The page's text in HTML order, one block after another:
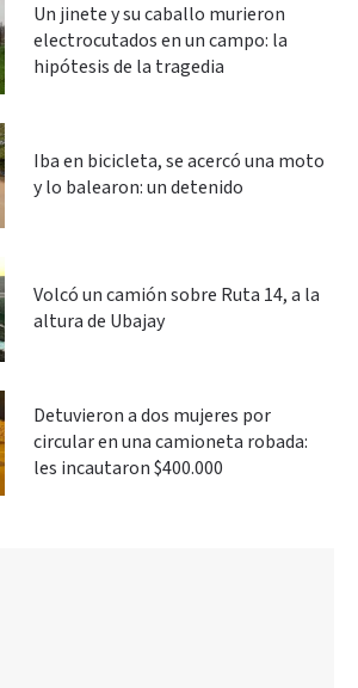
Un jinete y su caballo murieron
electrocutados en un campo: la
hipótesis de la tragedia
Iba en bicicleta, se acercó una moto
y lo balearon: un detenido
Volcó un camión sobre Ruta 14, a la
altura de Ubajay
Detuvieron a dos mujeres por
circular en una camioneta robada:
les incautaron $400.000